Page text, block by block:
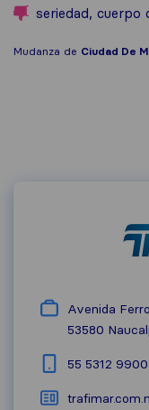
seriedad, cuerpo
Mudanza de Ciudad De
Avenida
53580
55 5312 9900